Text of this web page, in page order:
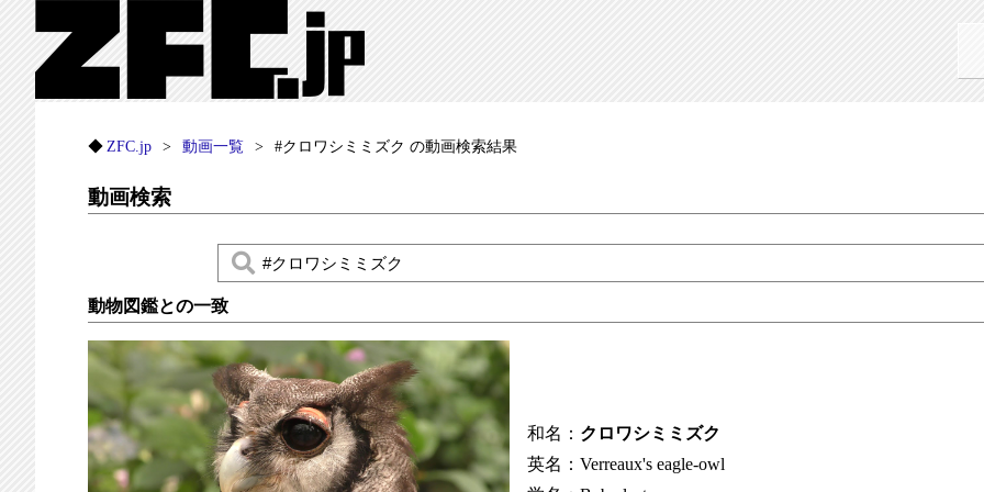
ZFC.jp 動画一覧 #クロワシミミズク の動画検索結果
動画検索
動物図鑑との一致
和名： クロワシミミズク
英名：Verreaux's eagle-owl